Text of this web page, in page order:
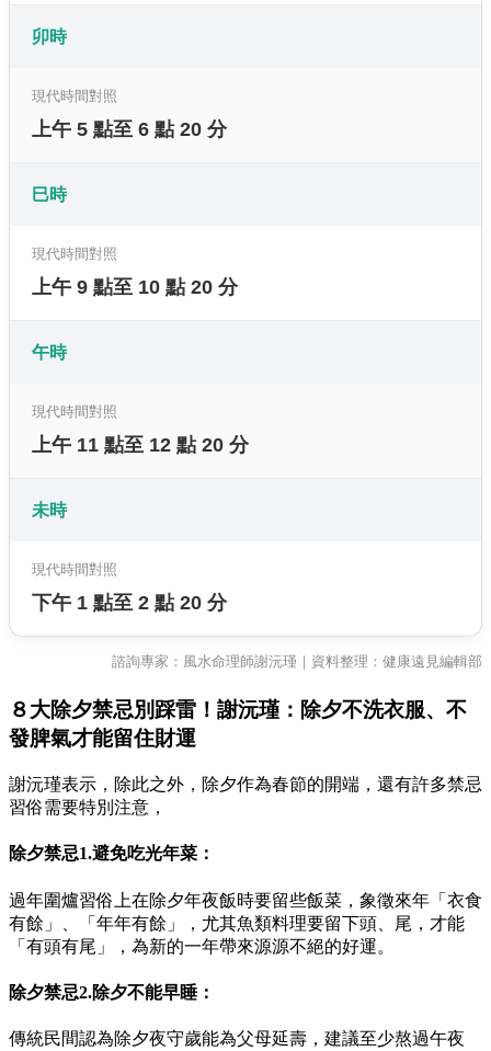
卯時
現代時間對照
上午 5 點至 6 點 20 分
巳時
現代時間對照
上午 9 點至 10 點 20 分
午時
現代時間對照
上午 11 點至 12 點 20 分
未時
現代時間對照
下午 1 點至 2 點 20 分
諮詢專家：風水命理師謝沅瑾｜資料整理：健康遠見編輯部
８大除夕禁忌別踩雷！謝沅瑾：除夕不洗衣服、不
發脾氣才能留住財運
謝沅瑾表示，除此之外，除夕作為春節的開端，還有許多禁忌
習俗需要特別注意，
除夕禁忌1.避免吃光年菜：
過年圍爐習俗上在除夕年夜飯時要留些飯菜，象徵來年「衣食
有餘」、「年年有餘」，尤其魚類料理要留下頭、尾，才能
「有頭有尾」，為新的一年帶來源源不絕的好運。
除夕禁忌2.除夕不能早睡：
傳統民間認為除夕夜守歲能為父母延壽，建議至少熬過午夜